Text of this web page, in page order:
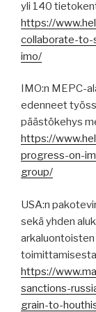
yli 140
https://
collaborate-to-
imo/
IMO:n MEPC-
edenneet
päästökehys
https://
progress-on-
group/
USA:n
sekä yhden
arkaluontoisten
https://
sanctions-
grain-to-